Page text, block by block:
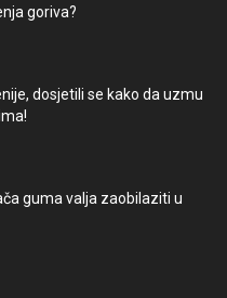
goriva?
dosjetili se kako da uzmu
guma valja zaobilaziti u